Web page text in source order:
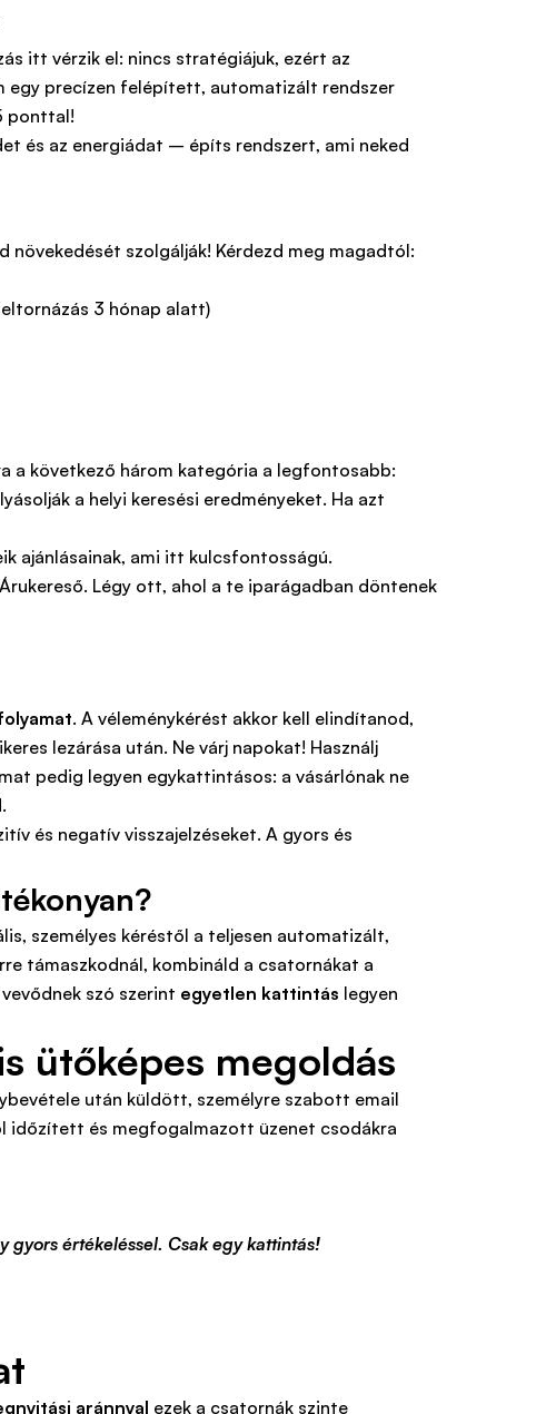
itt vérzik el: nincs stratégiájuk, ezért az
egy precízen felépített, automatizált rendszer
ponttal!
és az energiádat – építs rendszert, ami neked
növekedését szolgálják! Kérdezd meg magadtól:
3 hónap alatt)
a következő három kategória a legfontosabb:
a helyi keresési eredményeket. Ha azt
ajánlásainak, ami itt kulcsfontosságú.
Légy ott, ahol a te iparágadban döntenek
. A véleménykérést akkor kell elindítanod,
lezárása után. Ne várj napokat! Használj
pedig legyen egykattintásos: a vásárlónak ne
és negatív visszajelzéseket. A gyors és
személyes kéréstől a teljesen automatizált,
támaszkodnál, kombináld a csatornákat a
szó szerint egyetlen kattintás legyen
ütőképes megoldás
után küldött, személyre szabott email
időzített és megfogalmazott üzenet csodákra
gyors értékeléssel. Csak egy kattintás!
aránnyal ezek a csatornák szinte